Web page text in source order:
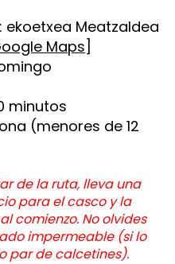
: ekoetxea Meatzaldea
Maps]
minutos
(menores de 12
de la ruta, lleva una
para el casco y la
comienzo. No olvides
impermeable (si lo
par de calcetines).